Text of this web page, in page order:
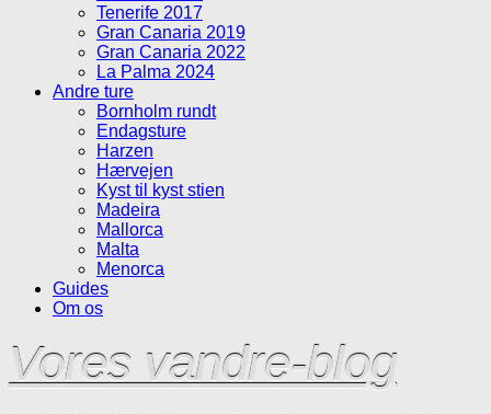
Tenerife 2017
Gran Canaria 2019
Gran Canaria 2022
La Palma 2024
Andre ture
Bornholm rundt
Endagsture
Harzen
Hærvejen
Kyst til kyst stien
Madeira
Mallorca
Malta
Menorca
Guides
Om os
Vores vandre-blog